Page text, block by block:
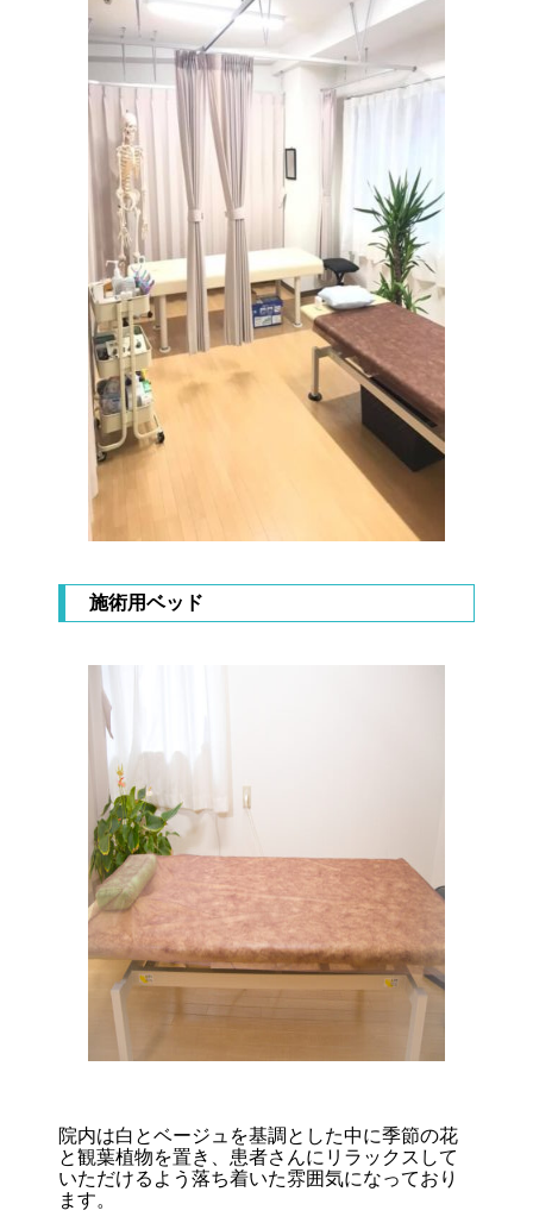
施術用ベッド
院内は白とベージュを基調とした中に季節の花
と観葉植物を置き、患者さんにリラックスして
いただけるよう落ち着いた雰囲気になっており
ます。